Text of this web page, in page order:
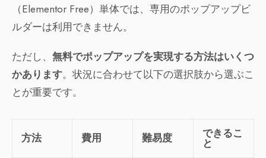
（Elementor Free）単体では、専用のポップアップビ
ルダーは利用できません。
ただし、 無料でポップアップを実現する方法はいくつ
かあります。状況に合わせて以下の選択肢から選ぶこ
とが重要です。
方法 費用 難易度 できるこ
と